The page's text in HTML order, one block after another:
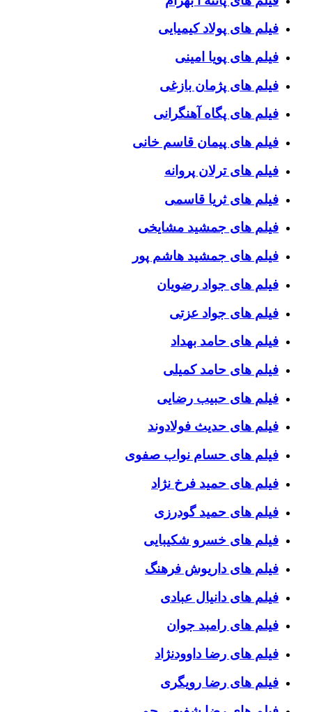
فیلم های پولاد کیمیایی
فیلم های پویا امینی
فیلم های پژمان بازغی
فیلم های پگاه آهنگرانی
فیلم های پیمان قاسم خانی
فیلم های ترلان پروانه
فیلم های ثریا قاسمی
فیلم های جمشید مشایخی
فیلم های جمشید هاشم پور
فیلم های جواد رضویان
فیلم های جواد عزتی
فیلم های حامد بهداد
فیلم های حامد کمیلی
فیلم های حبیب رضایی
فیلم های حدیث فولادوند
فیلم های حسام نواب صفوی
فیلم های حمید فرخ نژاد
فیلم های حمید گودرزی
فیلم های خسرو شکیبایی
فیلم های داریوش فرهنگ
فیلم های دانیال عبادی
فیلم های رامبد جوان
فیلم های رضا داوودنژاد
فیلم های رضا رویگری